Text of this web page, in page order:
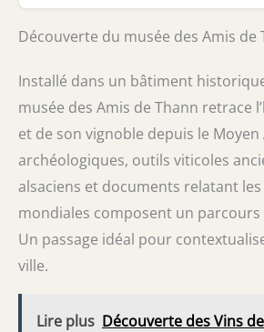
Découverte du musée des Amis de
Installé dans un bâtiment
musée des Amis de Thann retrace
et de son vignoble depuis le Moyen
archéologiques, outils viticoles
alsaciens et documents relatant
mondiales composent un
Un passage idéal pour
ville.
Lire plus Découverte des Vins